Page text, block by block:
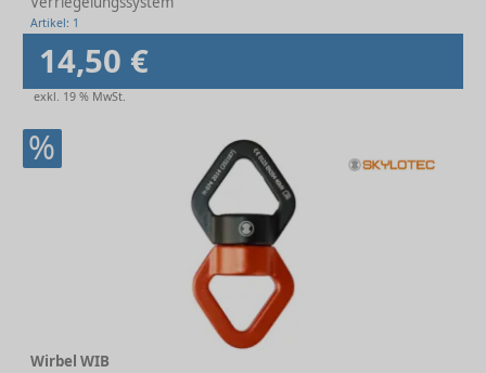
Artikel: 1
14,50 €
exkl. 19 % MwSt.
%
Wirbel WIB